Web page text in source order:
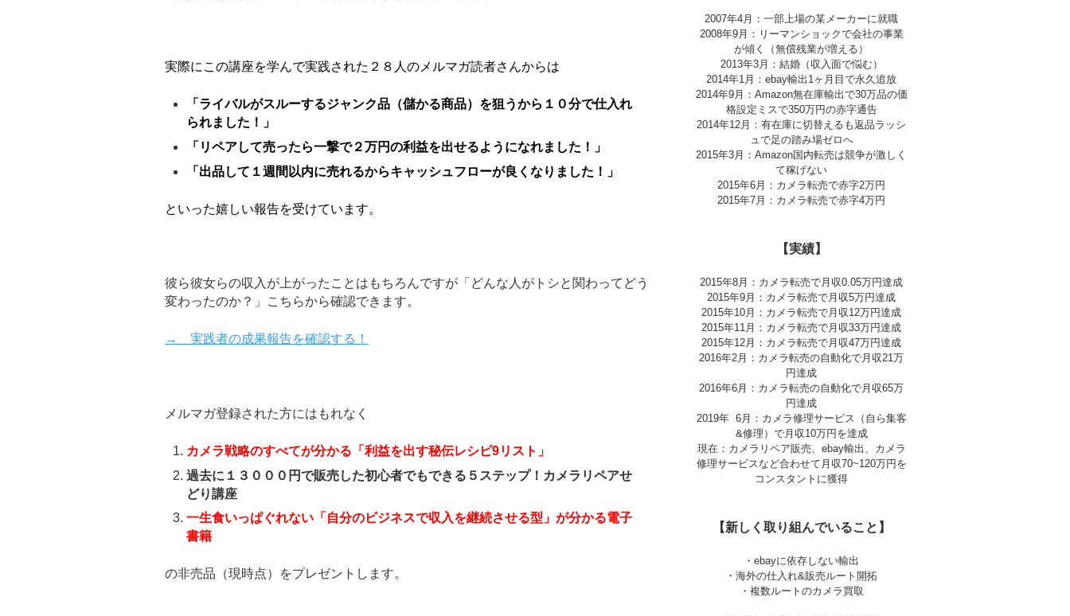
実際にこの講座を学んで実践された２８人のメルマガ読者さんからは
「ライバルがスルーするジャンク品（儲かる商品）を狙うから１０分で仕入れ
られました！」
「リペアして売ったら一撃で２万円の利益を出せるようになれました！」
「出品して１週間以内に売れるからキャッシュフローが良くなりました！」
といった嬉しい報告を受けています。
彼ら彼女らの収入が上がったことはもちろんですが「どんな人がトシと関わってどう
変わったのか？」こちらから確認できます。
→ 実践者の成果報告を確認する！
メルマガ登録された方にはもれなく
カメラ戦略のすべてが分かる「利益を出す秘伝レシピ9リスト」
過去に１３０００円で販売した初心者でもできる５ステップ！カメラリペアせ
どり講座
一生食いっぱぐれない「自分のビジネスで収入を継続させる型」が分かる電子
書籍
の非売品（現時点）をプレゼントします。
2007年4月：一部上場の某メーカーに就職
2008年9月：リーマンショックで会社の事業
が傾く（無償残業が増える）
2013年3月：結婚（収入面で悩む）
2014年1月：ebay輸出1ヶ月目で永久追放
2014年9月：Amazon無在庫輸出で30万品の価
格設定ミスで350万円の赤字通告
2014年12月：有在庫に切替えるも返品ラッシ
ュで足の踏み場ゼロへ
2015年3月：Amazon国内転売は競争が激しく
て稼げない
2015年6月：カメラ転売で赤字2万円
2015年7月：カメラ転売で赤字4万円
【実績】
2015年8月：カメラ転売で月収0.05万円達成
2015年9月：カメラ転売で月収5万円達成
2015年10月：カメラ転売で月収12万円達成
2015年11月：カメラ転売で月収33万円達成
2015年12月：カメラ転売で月収47万円達成
2016年2月：カメラ転売の自動化で月収21万
円達成
2016年6月：カメラ転売の自動化で月収65万
円達成
2019年 6月：カメラ修理サービス（自ら集客
&修理）で月収10万円を達成
現在：カメラリペア販売、ebay輸出、カメラ
修理サービスなど合わせて月収70~120万円を
コンスタントに獲得
【新しく取り組んでいること】
・ebayに依存しない輸出
・海外の仕入れ&販売ルート開拓
・複数ルートのカメラ買取